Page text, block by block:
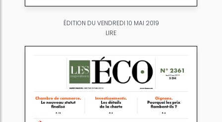
ÉDITION DU VENDREDI 10 MAI 2019
LIRE